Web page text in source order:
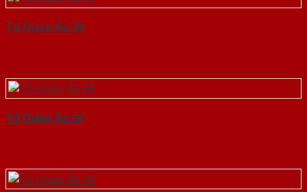
Tủ Quần Áo 39
Tủ Quần Áo 55